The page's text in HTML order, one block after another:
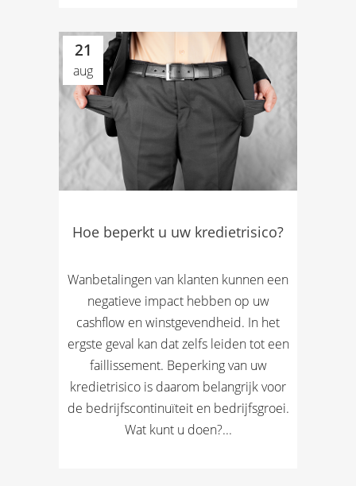
21
aug
Hoe beperkt u uw kredietrisico?
Wanbetalingen van klanten kunnen een
negatieve impact hebben op uw
cashflow en winstgevendheid. In het
ergste geval kan dat zelfs leiden tot een
faillissement. Beperking van uw
kredietrisico is daarom belangrijk voor
de bedrijfscontinuïteit en bedrijfsgroei.
Wat kunt u doen?...